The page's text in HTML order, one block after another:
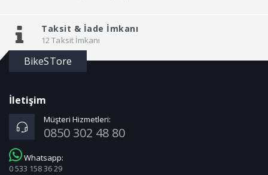
Taksit & İade İmkanı
12 Taksit İmkanı
BikeSTore
İletişim
Müşteri Hizmetleri:
0850 302 48 80
Whatsapp:
0 533 158 36 29